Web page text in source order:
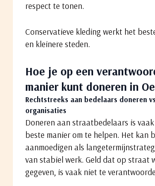
respect te tonen.
Conservatieve kleding werkt het
en kleinere steden.
Hoe je op een
manier kunt doneren in
Rechtstreeks aan bedelaars doneren
organisaties
Doneren aan straatbedelaars is
beste manier om te helpen. Het kan
aanmoedigen als
van stabiel werk. Geld dat op straat
gegeven, is vaak niet te